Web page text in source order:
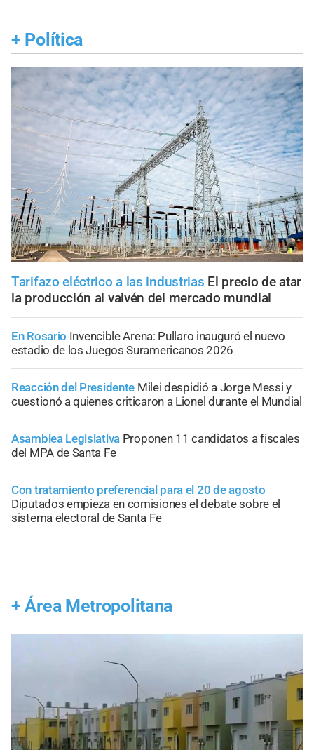
+ Política
Tarifazo eléctrico a las industrias El precio de atar
la producción al vaivén del mercado mundial
En Rosario Invencible Arena: Pullaro inauguró el nuevo
estadio de los Juegos Suramericanos 2026
Reacción del Presidente Milei despidió a Jorge Messi y
cuestionó a quienes criticaron a Lionel durante el Mundial
Asamblea Legislativa Proponen 11 candidatos a fiscales
del MPA de Santa Fe
Con tratamiento preferencial para el 20 de agosto
Diputados empieza en comisiones el debate sobre el
sistema electoral de Santa Fe
+ Área Metropolitana